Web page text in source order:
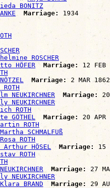
BONITZ
Marriage:
1934
ROSCHER
HÖFER Marriage:
12
Marriage: 2 MAR
NEUKIRCHNER Marriage:
NEUKIRCHNER
ROTH
GÖTHEL Marriage:
20
ROTH
SCHMALFUß
ROTH
HÖSEL Marriage:
15
ROTH
Marriage:
27
NEUKIRCHNER
BRAND Marriage: